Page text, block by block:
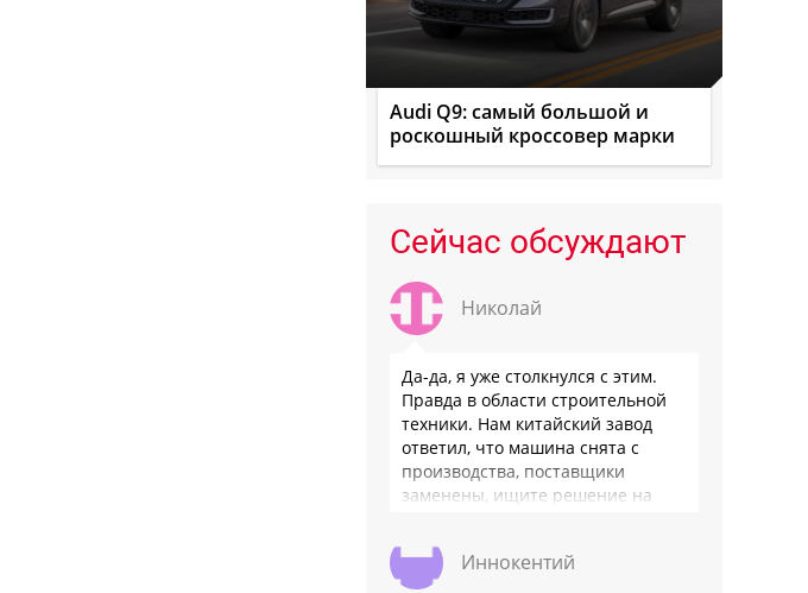
Audi Q9: самый большой и
роскошный кроссовер марки
Сейчас обсуждают
Николай
Да-да, я уже столкнулся с этим.
Правда в области строительной
техники. Нам китайский завод
ответил, что машина снята с
производства, поставщики
заменены, ищите решение на
официальном бланке …
Иннокентий